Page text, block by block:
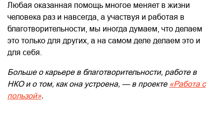
Любая оказанная помощь многое меняет в жизни
человека раз и навсегда, а участвуя и работая в
благотворительности, мы иногда думаем, что делаем
это только для других, а на самом деле делаем это и
для себя.
Больше о карьере в благотворительности, работе в
НКО и о том, как она устроена, — в проекте «Работа с
пользой».